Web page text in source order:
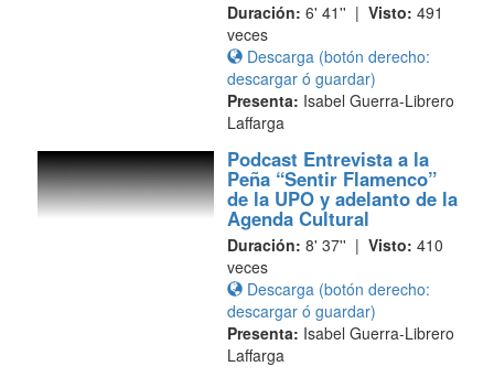
Duración: 6' 41'' | Visto: 491
veces
Descarga (botón derecho:
descargar ó guardar)
Presenta: Isabel Guerra-Librero
Laffarga
Podcast Entrevista a la
Peña “Sentir Flamenco”
de la UPO y adelanto de la
Agenda Cultural
Duración: 8' 37'' | Visto: 410
veces
Descarga (botón derecho:
descargar ó guardar)
Presenta: Isabel Guerra-Librero
Laffarga